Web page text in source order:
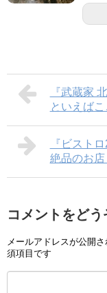
『武蔵家
といえば
『ビスト
絶品のお
コメントをどう
メールアドレスが公開さ
須項目です